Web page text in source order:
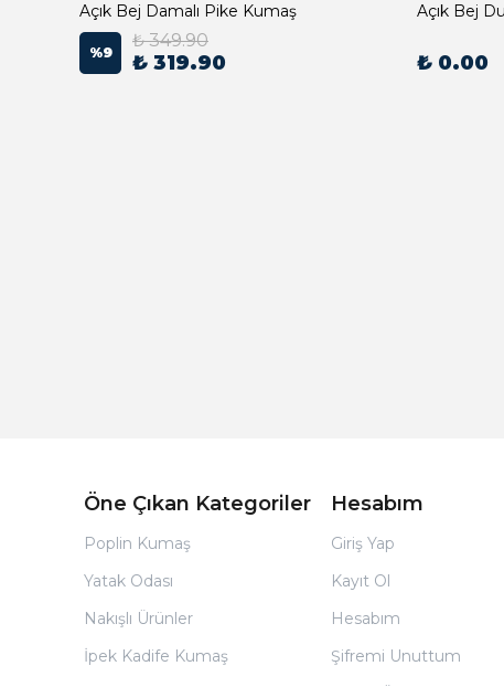
Açık Bej Damalı Pike Kumaş
%9
₺ 349.90
₺ 319.90 ₺ 0.00
Öne Çıkan Kategoriler
Poplin Kumaş
Yatak Odası
Nakışlı Ürünler
İpek Kadife Kumaş
Hesabım
Giriş Yap
Kayıt Ol
Hesabım
Şifremi Unuttum